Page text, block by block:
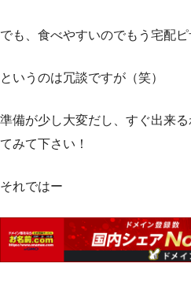
でも、食べやすいのでもう宅配
というのは冗談ですが（笑）
準備が少し大変だし、すぐ出来
てみて下さい！
それではー